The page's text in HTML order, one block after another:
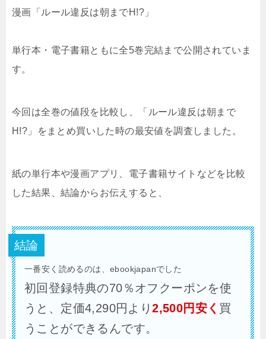
漫画「ルール違反は朝までH!?」
単行本・電子書籍ともに全5巻完結まで公開されていま
す。
今回は全巻の値段を比較し、「ルール違反は朝まで
H!?」をまとめ買いした時の最安値を調査しました。
紙の単行本や漫画アプリ、電子書籍サイトなどを比較
した結果、結論からお伝えすると、
結論
一番安く読めるのは、ebookjapanでした
初回登録特典の70％オフクーポンを使
うと、定価4,290円より2,500円安く 買
うことができるんです。